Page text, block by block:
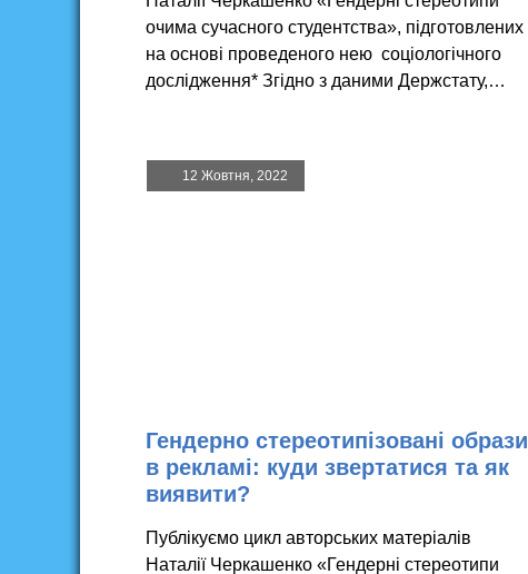
очима сучасного студентства», підготовлених
на основі проведеного нею соціологічного
дослідження* Згідно з даними Держстату,…
12 Жовтня, 2022
Гендерно стереотипізовані образи
в рекламі: куди звертатися та як
виявити?
Публікуємо цикл авторських матеріалів
Наталії Черкашенко «Гендерні стереотипи